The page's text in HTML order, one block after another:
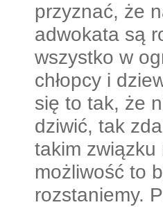
przyznać, że
adwokata są
wszystko w
chłopcy i
się to tak, że
dziwić, tak
takim związku
możliwość to
rozstaniemy.